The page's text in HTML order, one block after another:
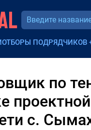
ОТБОРЫ ПОДРЯДЧИКОВ
по
с.